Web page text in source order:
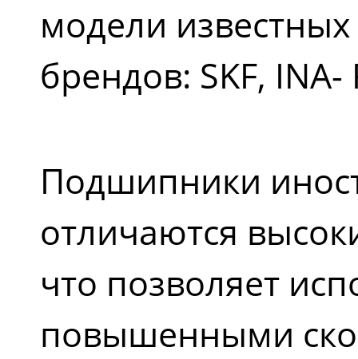
модели
брендов: SKF, INA-
Подшипники
отличаются
что позволяет
повышенными